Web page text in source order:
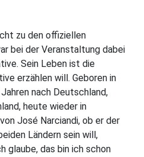
zu den offiziellen
bei der Veranstaltung dabei
Sein Leben ist die
erzählen will. Geboren in
nach Deutschland,
heute wieder in
José Narciandi, ob er der
Ländern sein will,
glaube, das bin ich schon